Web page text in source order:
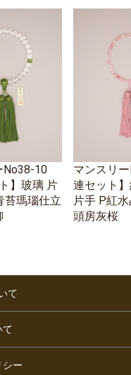
No38-10
】玻璃 片
苔瑪瑙仕立
マンスリ
連セット
片手 P紅
頭房灰桜
て
て
シー